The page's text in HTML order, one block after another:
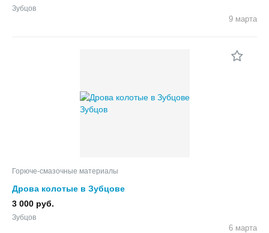
Зубцов
9 марта
Горюче-смазочные материалы
Дрова колотые в Зубцове
3 000 руб.
Зубцов
6 марта